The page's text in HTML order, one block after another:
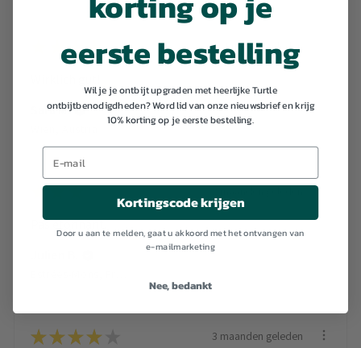
★★★★ 1 maand geleden
Sara M.
★★★★★
Pas étonnant.
★★★★ 3 maanden geleden
eerste bestelling
Wil je je ontbijt upgraden met heerlijke Turtle
ontbijtbenodigdheden? Word lid van onze nieuwsbrief en krijg
10% korting op je eerste bestelling.
Kortingscode krijgen
Door u aan te melden, gaat u akkoord met het ontvangen van
e-mailmarketing
Nee, bedankt